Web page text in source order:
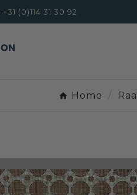
+31 (0)114 31 30 92
Home